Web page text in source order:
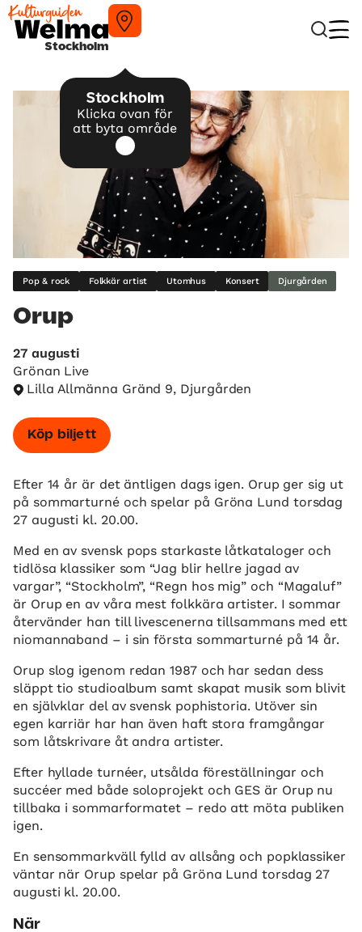
Stockholm
Stockholm
Klicka ovan för
att byta område
Pop & rock Folkkär artist Utomhus Konsert Djurgården
Orup
27 augusti
Grönan Live
Lilla Allmänna Gränd 9, Djurgården
Köp biljett
Efter 14 år är det äntligen dags igen. Orup ger sig ut
på sommarturné och spelar på Gröna Lund torsdag
27 augusti kl. 20.00.
Med en av svensk pops starkaste låtkataloger och
tidlösa klassiker som “Jag blir hellre jagad av
vargar”, “Stockholm”, “Regn hos mig” och “Magaluf”
är Orup en av våra mest folkkära artister. I sommar
återvänder han till livescenerna tillsammans med ett
niomannaband – i sin första sommarturné på 14 år.
Orup slog igenom redan 1987 och har sedan dess
släppt tio studioalbum samt skapat musik som blivit
en självklar del av svensk pophistoria. Utöver sin
egen karriär har han även haft stora framgångar
som låtskrivare åt andra artister.
Efter hyllade turnéer, utsålda föreställningar och
succéer med både soloprojekt och GES är Orup nu
tillbaka i sommarformatet – redo att möta publiken
igen.
En sensommarkväll fylld av allsång och popklassiker
väntar när Orup spelar på Gröna Lund torsdag 27
augusti kl. 20.00.
När